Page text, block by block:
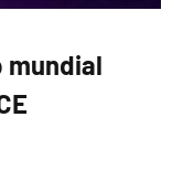
mundial